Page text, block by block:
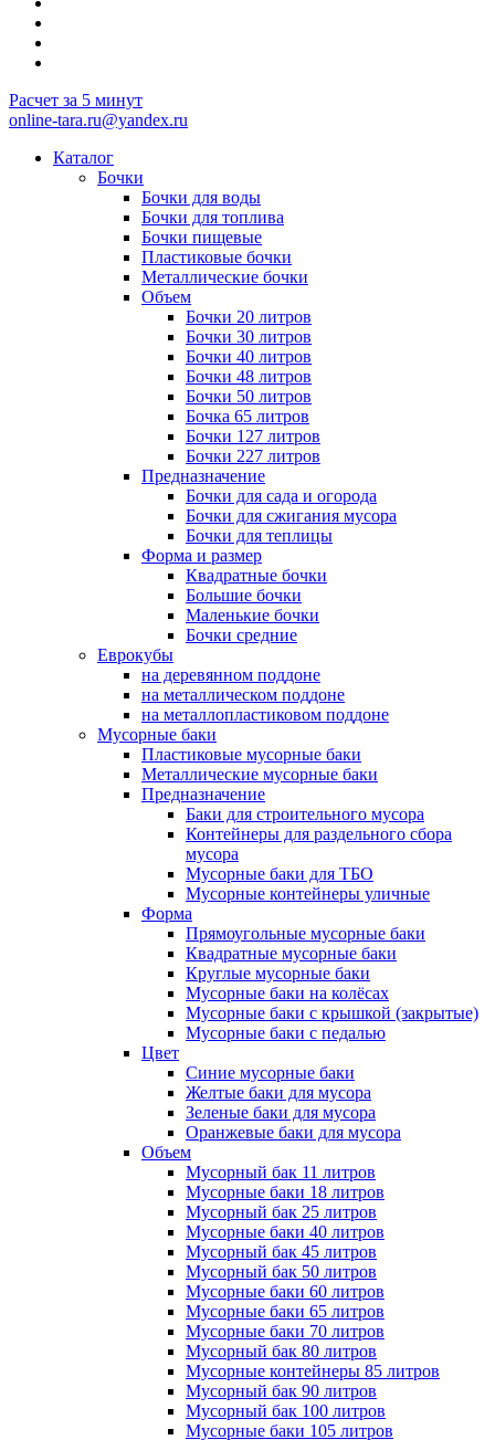
Расчет за 5 минут
online-tara.ru@yandex.ru
Каталог
Бочки
Бочки для воды
Бочки для топлива
Бочки пищевые
Пластиковые бочки
Металлические бочки
Объем
Бочки 20 литров
Бочки 30 литров
Бочки 40 литров
Бочки 48 литров
Бочки 50 литров
Бочка 65 литров
Бочки 127 литров
Бочки 227 литров
Предназначение
Бочки для сада и огорода
Бочки для сжигания мусора
Бочки для теплицы
Форма и размер
Квадратные бочки
Большие бочки
Маленькие бочки
Бочки средние
Еврокубы
на деревянном поддоне
на металлическом поддоне
на металлопластиковом поддоне
Мусорные баки
Пластиковые мусорные баки
Металлические мусорные баки
Предназначение
Баки для строительного мусора
Контейнеры для раздельного сбора
мусора
Мусорные баки для ТБО
Мусорные контейнеры уличные
Форма
Прямоугольные мусорные баки
Квадратные мусорные баки
Круглые мусорные баки
Мусорные баки на колёсах
Мусорные баки с крышкой (закрытые)
Мусорные баки с педалью
Цвет
Синие мусорные баки
Желтые баки для мусора
Зеленые баки для мусора
Оранжевые баки для мусора
Объем
Мусорный бак 11 литров
Мусорные баки 18 литров
Мусорный бак 25 литров
Мусорные баки 40 литров
Мусорный бак 45 литров
Мусорный бак 50 литров
Мусорные баки 60 литров
Мусорные баки 65 литров
Мусорные баки 70 литров
Мусорный бак 80 литров
Мусорные контейнеры 85 литров
Мусорный бак 90 литров
Мусорный бак 100 литров
Мусорные баки 105 литров